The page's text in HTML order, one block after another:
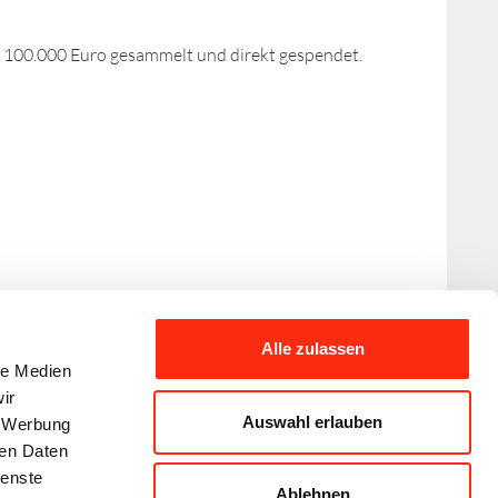
Medien
Daten
Alle zulassen
Auswahl erlauben
Ablehnen
Euro gesammelt und direkt gespendet.